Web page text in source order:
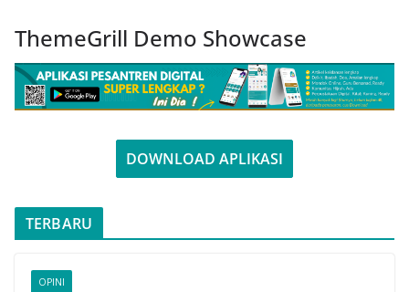
ThemeGrill Demo Showcase
DOWNLOAD APLIKASI
TERBARU
OPINI